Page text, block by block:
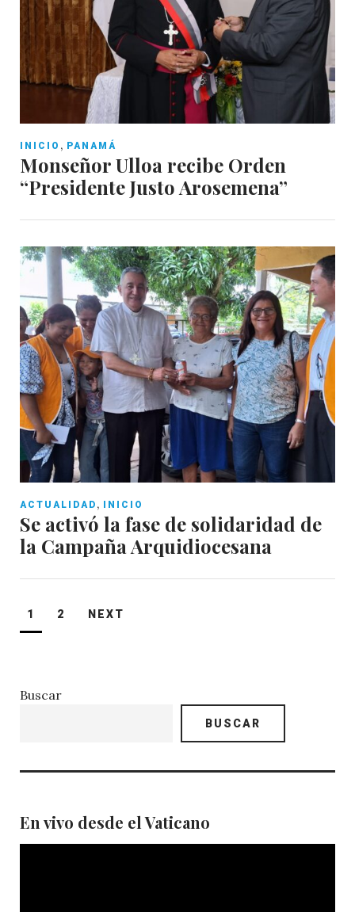
INICIO , PANAMÁ
Monseñor Ulloa recibe Orden
“Presidente Justo Arosemena”
ACTUALIDAD , INICIO
Se activó la fase de solidaridad de
la Campaña Arquidiocesana
Paginación
de
1 2 NEXT
Buscar
BUSCAR
En vivo desde el Vaticano